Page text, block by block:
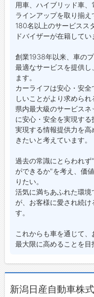
用車、ハイブリッド車
ラインアップを取り揃え
180名以上のサービスス
ドバイザーが在籍してい
創業1938年以来、車の
最適なサービスを提供
ます。
カーライフは安心・安
しいことがより求められ
県内最大級のサービス
に安心・安全を実現す
実現する情報提供力を
きたいと考えています。
過去の常識にとらわれ
ができるか"を考え、価
りたい。
活気に満ちあふれた環境
が、お客様に愛され続け
す。
これからも車を通じて
最大限に高めることを目
新潟日産自動車株